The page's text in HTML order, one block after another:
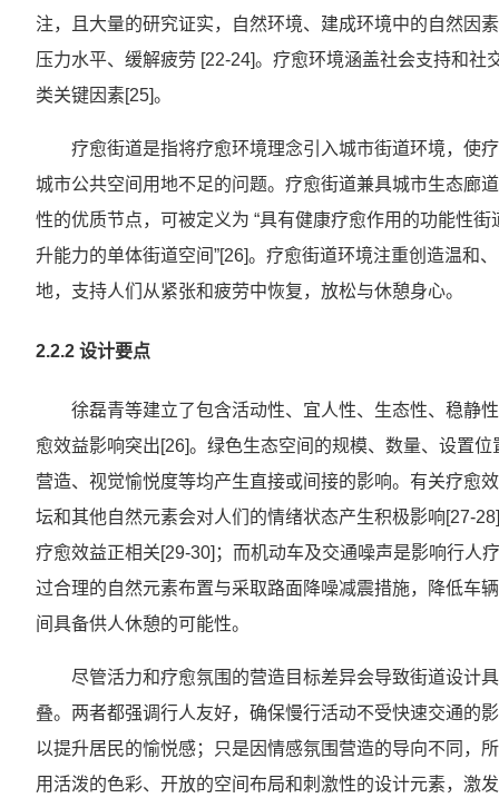
注，且大量的研究证实，自然环境、建成环境中的自然因
压力水平、缓解疲劳 [22-24]。疗愈环境涵盖社会支持和
类关键因素[25]。
疗愈街道是指将疗愈环境理念引入城市街道环境，使
城市公共空间用地不足的问题。疗愈街道兼具城市生态廊
性的优质节点，可被定义为 “具有健康疗愈作用的功能性
升能力的单体街道空间”[26]。疗愈街道环境注重创造温和
地，支持人们从紧张和疲劳中恢复，放松与休憩身心。
2.2.2 设计要点
徐磊青等建立了包含活动性、宜人性、生态性、稳静
愈效益影响突出[26]。绿色生态空间的规模、数量、设置
营造、视觉愉悦度等均产生直接或间接的影响。有关疗愈
坛和其他自然元素会对人们的情绪状态产生积极影响[27-
疗愈效益正相关[29-30]；而机动车及交通噪声是影响行人
过合理的自然元素布置与采取路面降噪减震措施，降低车
间具备供人休憩的可能性。
尽管活力和疗愈氛围的营造目标差异会导致街道设计
叠。两者都强调行人友好，确保慢行活动不受快速交通的
以提升居民的愉悦感；只是因情感氛围营造的导向不同，
用活泼的色彩、开放的空间布局和刺激性的设计元素，激